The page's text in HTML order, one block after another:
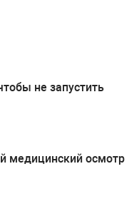
не запустить
медицинский осмотр